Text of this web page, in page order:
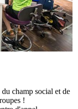
champ social et de
!